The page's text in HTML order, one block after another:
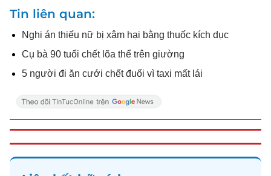
Tin liên quan
Nghi án thiếu nữ bị xâm hại bằng thuốc kích dục
Cụ bà 90 tuổi chết lõa thể trên giường
5 người đi ăn cưới chết đuối vì taxi mất lái